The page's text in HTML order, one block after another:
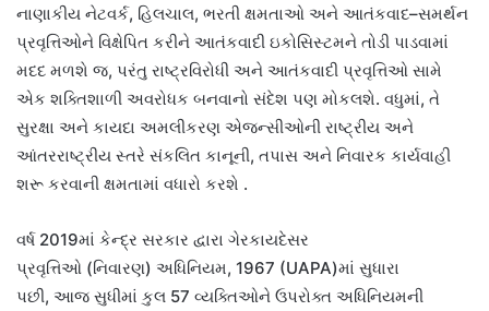
નાણાકીય નેટવર્ક, હિલચાલ, ભરતી ક્ષમતાઓ અને આતંકવાદ–સમર્થન
પ્રવૃત્તિઓને વિક્ષેપિત કરીને આતંકવાદી ઇકોસિસ્ટમને તોડી પાડવામાં
મદદ મળશે જ, પરંતુ રાષ્ટ્રવિરોધી અને આતંકવાદી પ્રવૃત્તિઓ સામે
એક શક્તિશાળી અવરોધક બનવાનો સંદેશ પણ મોકલશે. વધુમાં, તે
સુરક્ષા અને કાયદા અમલીકરણ એજન્સીઓની રાષ્ટ્રીય અને
આંતરરાષ્ટ્રીય સ્તરે સંકલિત કાનૂની, તપાસ અને નિવારક કાર્યવાહી
શરૂ કરવાની ક્ષમતામાં વધારો કરશે .
વર્ષ 2019માં કેન્દ્ર સરકાર દ્વારા ગેરકાયદેસર
પ્રવૃત્તિઓ (નિવારણ) અધિનિયમ, 1967 (UAPA)માં સુધારા
પછી, આજ સુધીમાં કુલ 57 વ્યક્તિઓને ઉપરોક્ત અધિનિયમની